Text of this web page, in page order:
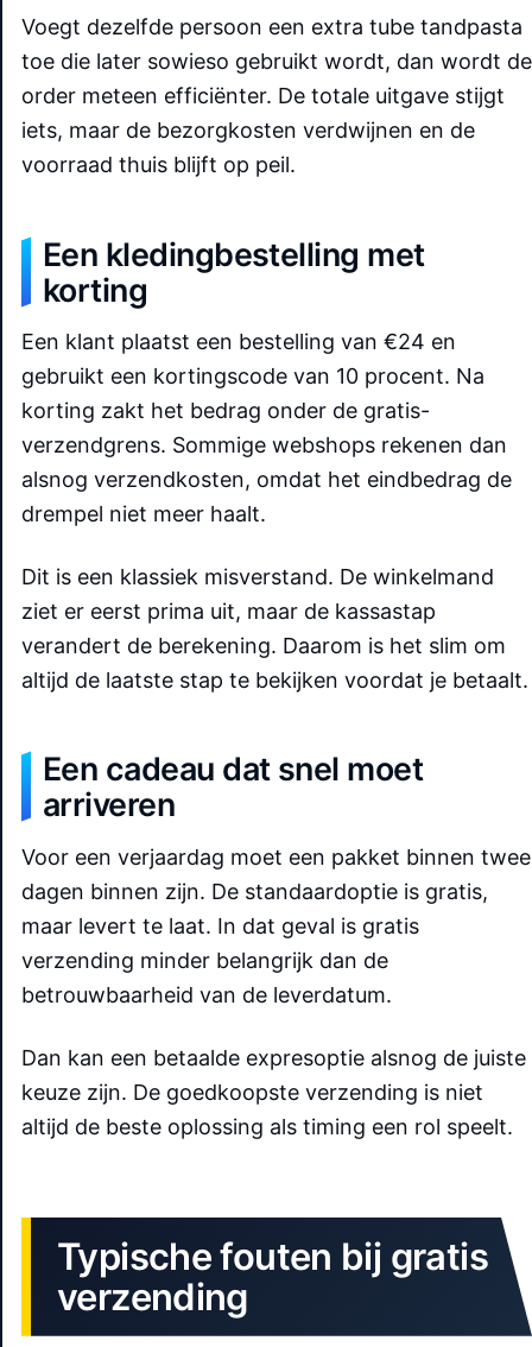
Voegt dezelfde persoon een extra tube tandpasta
toe die later sowieso gebruikt wordt, dan wordt de
order meteen efficiënter. De totale uitgave stijgt
iets, maar de bezorgkosten verdwijnen en de
voorraad thuis blijft op peil.
Een kledingbestelling met
korting
Een klant plaatst een bestelling van €24 en
gebruikt een kortingscode van 10 procent. Na
korting zakt het bedrag onder de gratis-
verzendgrens. Sommige webshops rekenen dan
alsnog verzendkosten, omdat het eindbedrag de
drempel niet meer haalt.
Dit is een klassiek misverstand. De winkelmand
ziet er eerst prima uit, maar de kassastap
verandert de berekening. Daarom is het slim om
altijd de laatste stap te bekijken voordat je betaalt.
Een cadeau dat snel moet
arriveren
Voor een verjaardag moet een pakket binnen twee
dagen binnen zijn. De standaardoptie is gratis,
maar levert te laat. In dat geval is gratis
verzending minder belangrijk dan de
betrouwbaarheid van de leverdatum.
Dan kan een betaalde expresoptie alsnog de juiste
keuze zijn. De goedkoopste verzending is niet
altijd de beste oplossing als timing een rol speelt.
Typische fouten bij gratis
verzending